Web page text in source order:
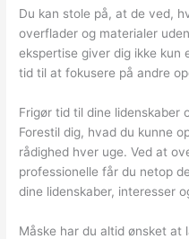
Du kan stole på, at de ved,
overflader og materialer
ekspertise giver dig ikke kun
tid til at fokusere på andre
Frigør tid til dine lidenskaber
Forestil dig, hvad du kunne
rådighed hver uge. Ved at
professionelle får du netop
dine lidenskaber, interesser
Måske har du altid ønsket